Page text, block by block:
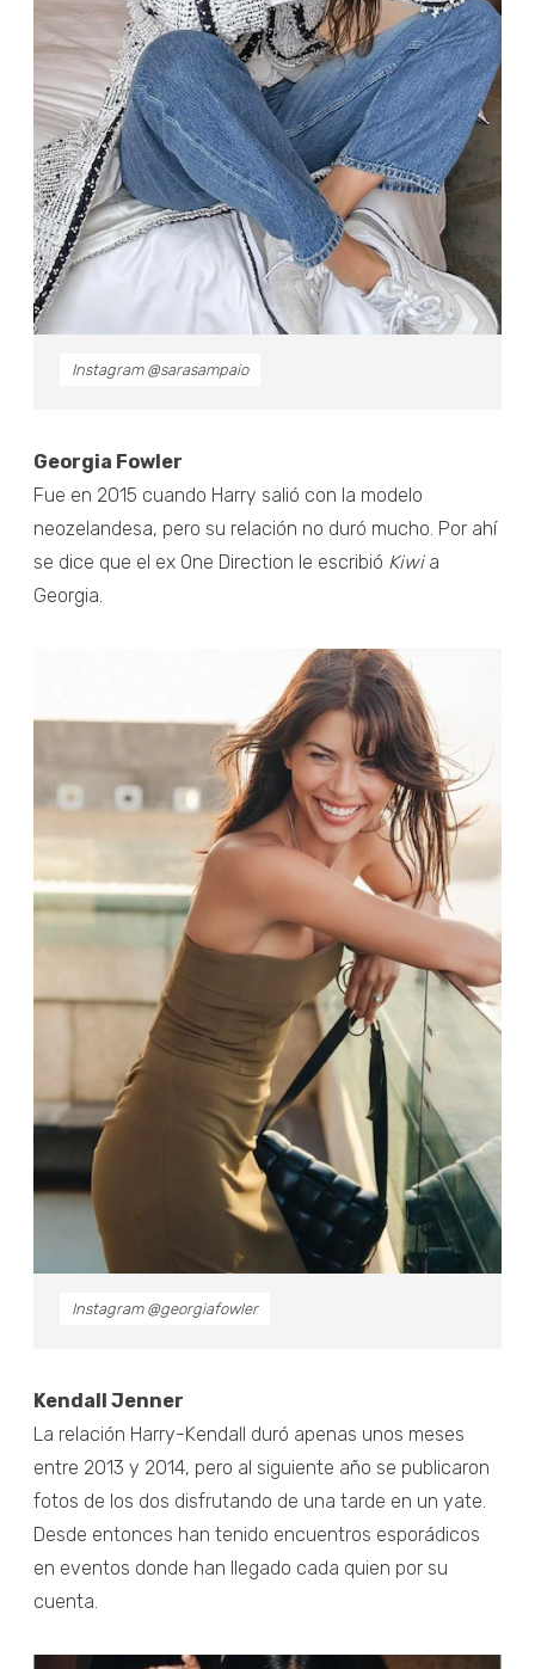
Instagram @sarasampaio
Georgia Fowler
Fue en 2015 cuando Harry salió con la modelo
neozelandesa, pero su relación no duró mucho. Por ahí
se dice que el ex One Direction le escribió Kiwia
Georgia.
Instagram @georgiafowler
Kendall Jenner
La relación Harry-Kendall duró apenas unos meses
entre 2013 y 2014, pero al siguiente año se publicaron
fotos de los dos disfrutando de una tarde en un yate.
Desde entonces han tenido encuentros esporádicos
en eventos donde han llegado cada quien por su
cuenta.